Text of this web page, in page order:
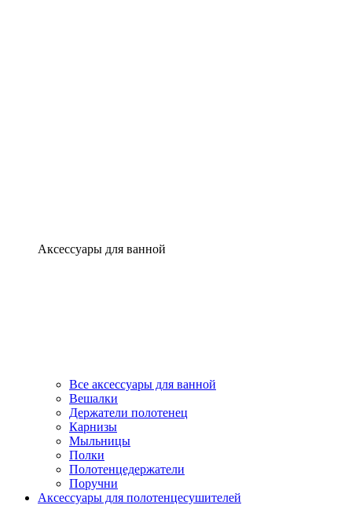
Аксессуары для ванной
Все аксессуары для ванной
Вешалки
Держатели полотенец
Карнизы
Мыльницы
Полки
Полотенцедержатели
Поручни
Аксессуары для полотенцесушителей